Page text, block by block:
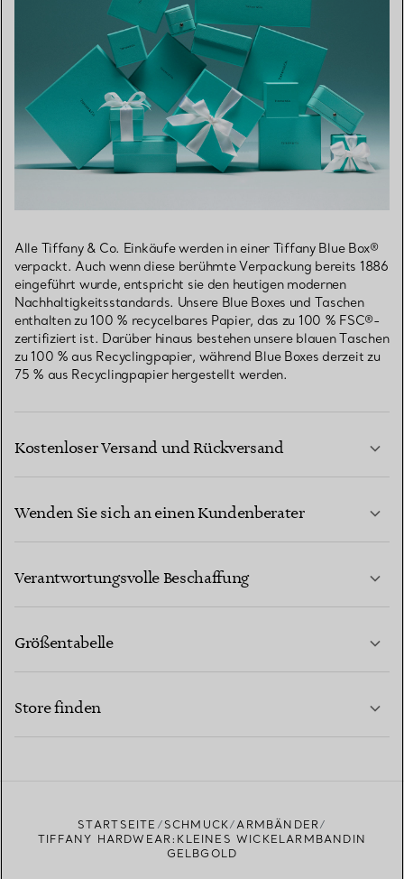
Alle Tiffany & Co. Einkäufe werden in einer Tiffany Blue Box®
verpackt. Auch wenn diese berühmte Verpackung bereits 1886
eingeführt wurde, entspricht sie den heutigen modernen
Nachhaltigkeitsstandards. Unsere Blue Boxes und Taschen
enthalten zu 100 % recycelbares Papier, das zu 100 % FSC®-
zertifiziert ist. Darüber hinaus bestehen unsere blauen Taschen
zu 100 % aus Recyclingpapier, während Blue Boxes derzeit zu
75 % aus Recyclingpapier hergestellt werden.
Kostenloser Versand und Rückversand
Wenden Sie sich an einen Kundenberater
Verantwortungsvolle Beschaffung
Größentabelle
Store finden
STARTSEITE SCHMUCK
ARMBÄNDER
TIFFANY HARDWEAR:KLEINES WICKELARMBANDIN
GELBGOLD